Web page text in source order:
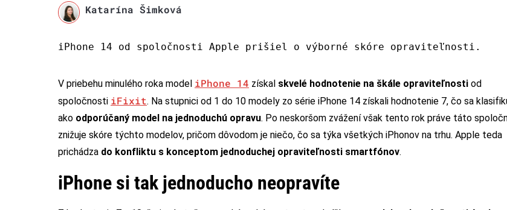
Katarína Šimková
iPhone 14 od spoločnosti Apple prišiel o výborné skóre opraviteľnosti.
V priebehu minulého roka model iPhone 14 získal skvelé hodnotenie na škále opraviteľnosti od
spoločnosti iFixit. Na stupnici od 1 do 10 modely zo série iPhone 14 získali hodnotenie 7, čo sa
ako odporúčaný model na jednoduchú opravu. Po neskoršom zvážení však tento rok práve táto
znižuje skóre týchto modelov, pričom dôvodom je niečo, čo sa týka všetkých iPhonov na trhu. Apple teda
prichádza do konfliktu s konceptom jednoduchej opraviteľnosti smartfónov.
iPhone si tak jednoducho neopravíte